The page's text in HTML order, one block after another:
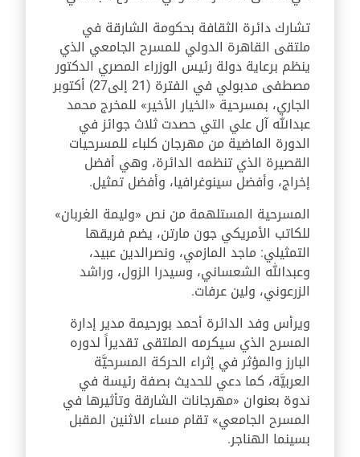
تشارك دائرة الثقافة بحكومة الشارقة في
ملتقى القاهرة الدولي للمسرح الجامعي الذي
ينظم برعاية دولة رئيس الوزراء المصري الدكتور
مصطفى مدبولي في الفترة (21 إلى27) أكتوبر
الجاري، بمسرحية «الخيار الأخير» للمخرج محمد
عبدالله آل علي التي حصدت ثلاث جوائز في
الدورة الماضية من مهرجان كلباء للمسرحيات
القصيرة الذي تنظمه الدائرة، وهي أفضل
إخراج، وأفضل سينوغرافيا، وأفضل تمثيل.
المسرحية المستلهمة من نص «وليمة الغربان»
للكاتب الأمريكي جون مارتن، يضم فريقها
التمثيلي: ماجد المازمي، ونصرالدين عبيد،
وعبدالله الشعساني، وسيدرا الزول، وراشد
الزرعوني، ولين عرفات.
ويرأس وفد الدائرة أحمد بورحيمة مدير إدارة
المسرح الذي سيكرمه الملتقى تقديراً لدوره
البارز والمؤثر في إثراء الحركة المسرحيَّة
العربيَّة، كما دعي للحديث بصفة رئيسة في
ندوة بعنوان «مهرجانات الشارقة وتأثيرها في
المسرح الجامعي» تقام مساء الاثنين المقبل
بسينما الهناجر.